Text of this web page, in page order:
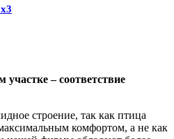
– соответствие
строение, так как птица
комфортом, а не как